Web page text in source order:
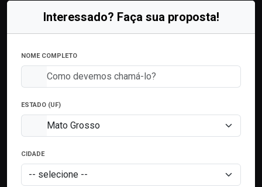
Interessado? Faça sua proposta!
NOME COMPLETO
ESTADO (UF)
CIDADE